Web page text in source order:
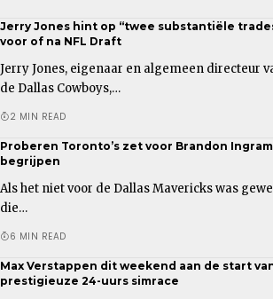
Jerry Jones hint op “twee substantiële
voor of na NFL Draft
Jerry Jones, eigenaar en algemeen directeur
de Dallas Cowboys,…
2 MIN READ
Proberen Toronto’s zet voor Brandon
begrijpen
Als het niet voor de Dallas Mavericks was
die…
6 MIN READ
Max Verstappen dit weekend aan de start
prestigieuze 24-uurs simrace